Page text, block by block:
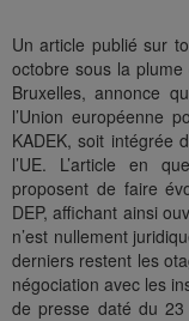
Un article publié sur
octobre sous la
Bruxelles, annonce
l’Union européenne
KADEK, soit intégrée
l’UE. L’article en
proposent de faire
DEP, affichant ainsi
n’est nullement
derniers restent les
négociation avec les
de presse daté du